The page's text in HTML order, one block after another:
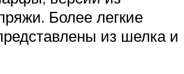
Более легкие
из шелка и